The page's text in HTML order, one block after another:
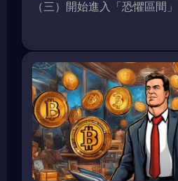
（三）開始進入「恐懼區間
示了不同加密貨幣資金費率
正費率）。 主要幣種穩定性
流加密貨幣的資金費率變動
對這些幣種的交易情緒較為
空頭寸劇烈變化。 本週加密
元大關 從上週的 2.08 兆美元
總共減少了 900 億美元，這
0.95%。 穩定幣總供應量約